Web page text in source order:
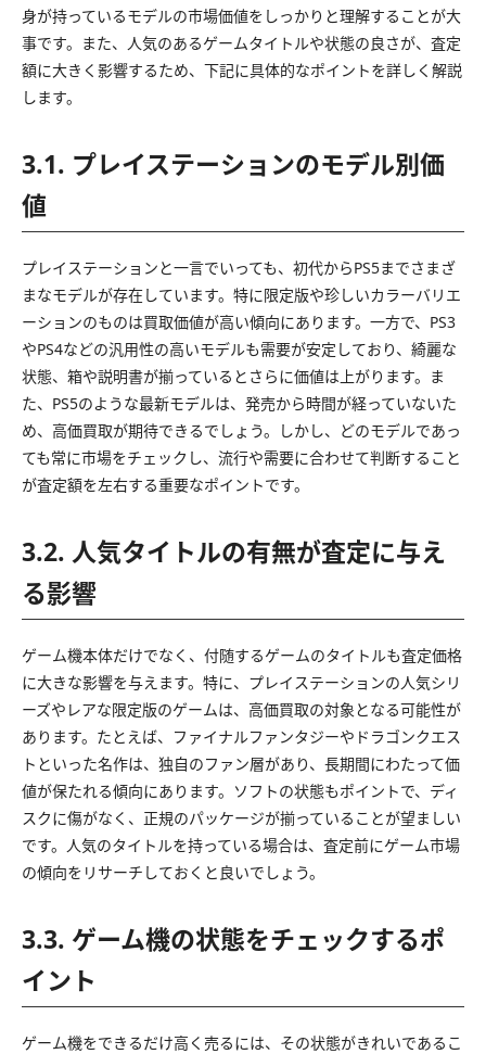
身が持っているモデルの市場価値をしっかりと理解することが大
事です。また、人気のあるゲームタイトルや状態の良さが、査定
額に大きく影響するため、下記に具体的なポイントを詳しく解説
します。
3.1. プレイステーションのモデル別価
値
プレイステーションと一言でいっても、初代からPS5までさまざ
まなモデルが存在しています。特に限定版や珍しいカラーバリエ
ーションのものは買取価値が高い傾向にあります。一方で、PS3
やPS4などの汎用性の高いモデルも需要が安定しており、綺麗な
状態、箱や説明書が揃っているとさらに価値は上がります。ま
た、PS5のような最新モデルは、発売から時間が経っていないた
め、高価買取が期待できるでしょう。しかし、どのモデルであっ
ても常に市場をチェックし、流行や需要に合わせて判断すること
が査定額を左右する重要なポイントです。
3.2. 人気タイトルの有無が査定に与え
る影響
ゲーム機本体だけでなく、付随するゲームのタイトルも査定価格
に大きな影響を与えます。特に、プレイステーションの人気シリ
ーズやレアな限定版のゲームは、高価買取の対象となる可能性が
あります。たとえば、ファイナルファンタジーやドラゴンクエス
トといった名作は、独自のファン層があり、長期間にわたって価
値が保たれる傾向にあります。ソフトの状態もポイントで、ディ
スクに傷がなく、正規のパッケージが揃っていることが望ましい
です。人気のタイトルを持っている場合は、査定前にゲーム市場
の傾向をリサーチしておくと良いでしょう。
3.3. ゲーム機の状態をチェックするポ
イント
ゲーム機をできるだけ高く売るには、その状態がきれいであるこ